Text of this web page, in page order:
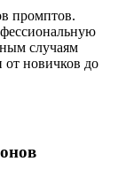
промптов.
случаям
от новичков до